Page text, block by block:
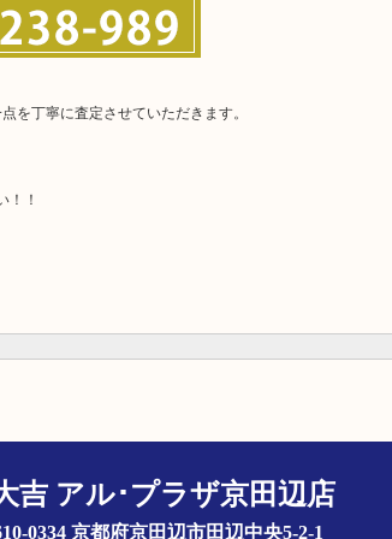
を丁寧に査定させていただきます。
！！
吉 アル･プラザ京田辺店
0334 京都府京田辺市田辺中央5-2-1